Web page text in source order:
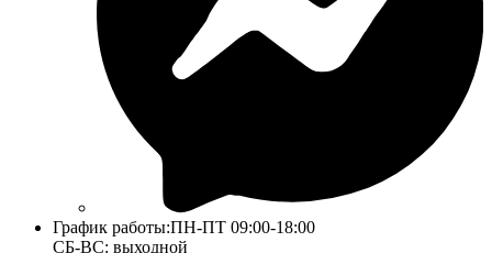
График работы:ПН-ПТ 09:00-18:00
СБ-ВС: выходной